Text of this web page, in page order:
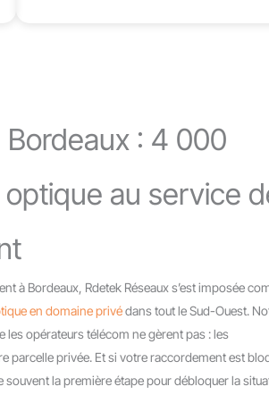
Bordeaux : 4 000
au service
à Bordeaux, Rdetek Réseaux s’est imposée
en domaine privédans tout le Sud-Ouest.
opérateurs télécom ne gèrent pas : les
parcelle privée. Et si votre raccordement est
souvent la première étape pour débloquer la